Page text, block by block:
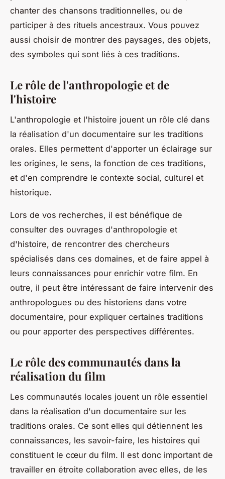
chanter des chansons traditionnelles, ou de
participer à des rituels ancestraux. Vous pouvez
aussi choisir de montrer des paysages, des objets,
des symboles qui sont liés à ces traditions.
Le rôle de l'anthropologie et de
l'histoire
L'anthropologie et l'histoire jouent un rôle clé dans
la réalisation d'un documentaire sur les traditions
orales. Elles permettent d'apporter un éclairage sur
les origines, le sens, la fonction de ces traditions,
et d'en comprendre le contexte social, culturel et
historique.
Lors de vos recherches, il est bénéfique de
consulter des ouvrages d'anthropologie et
d'histoire, de rencontrer des chercheurs
spécialisés dans ces domaines, et de faire appel à
leurs connaissances pour enrichir votre film. En
outre, il peut être intéressant de faire intervenir des
anthropologues ou des historiens dans votre
documentaire, pour expliquer certaines traditions
ou pour apporter des perspectives différentes.
Le rôle des communautés dans la
réalisation du film
Les communautés locales jouent un rôle essentiel
dans la réalisation d'un documentaire sur les
traditions orales. Ce sont elles qui détiennent les
connaissances, les savoir-faire, les histoires qui
constituent le cœur du film. Il est donc important de
travailler en étroite collaboration avec elles, de les